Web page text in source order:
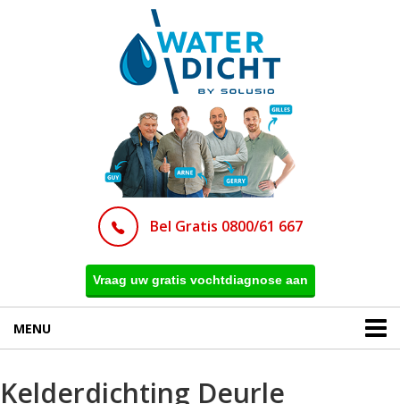
Bel Gratis 0800/61 667
Vraag uw gratis vochtdiagnose aan
MENU
Kelderdichting Deurle